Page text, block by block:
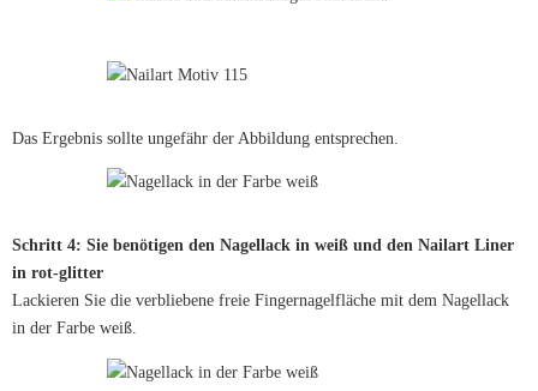
Das Ergebnis sollte ungefähr der Abbildung entsprechen.
Schritt 4: Sie benötigen den Nagellack in weiß und den Nailart Liner
in rot-glitter
Lackieren Sie die verbliebene freie Fingernagelfläche mit dem Nagellack
in der Farbe weiß.